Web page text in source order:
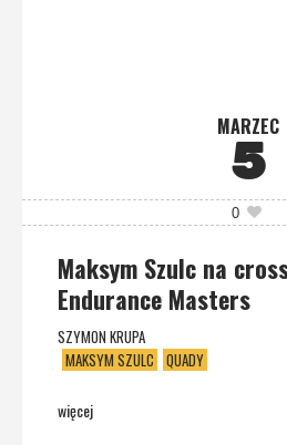
MARZEC
5
0
Maksym Szulc na
Endurance Masters
SZYMON KRUPA
MAKSYM SZULC QUADY
więcej